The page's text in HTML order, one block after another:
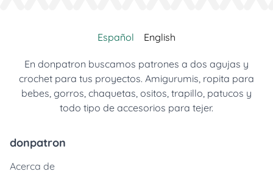
Español English
En donpatron buscamos patrones a dos agujas y
crochet para tus proyectos. Amigurumis, ropita para
bebes, gorros, chaquetas, ositos, trapillo, patucos y
todo tipo de accesorios para tejer.
donpatron
Acerca de